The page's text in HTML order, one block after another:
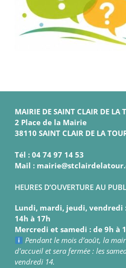
MAIRIE DE SAINT CLAIR DE LA
2 Place de la Mairie
38110 SAINT CLAIR DE LA
Tél : 04 74 97 14 53
Mail :
HEURES D’OUVERTURE AU
Lundi, mardi, jeudi, vendredi
14h à 17h
Mercredi et samedi : de 9h à
Pendant le mois d’août, la
d’accueil et sera fermée : les
vendredi 14.